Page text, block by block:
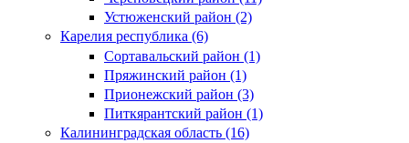
Устюженский район (2)
Карелия республика (6)
Сортавальский район (1)
Пряжинский район (1)
Прионежский район (3)
Питкярантский район (1)
Калининградская область (16)